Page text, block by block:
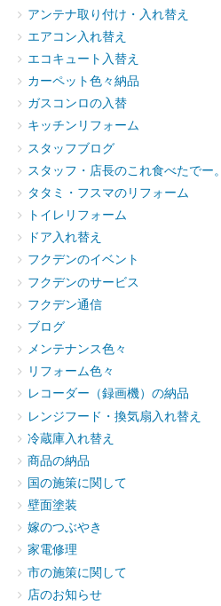
アンテナ取り付け・入れ替え
エアコン入れ替え
エコキュート入替え
カーペット色々納品
ガスコンロの入替
キッチンリフォーム
スタッフブログ
スタッフ・店長のこれ食べたでー。
タタミ・フスマのリフォーム
トイレリフォーム
ドア入れ替え
フクデンのイベント
フクデンのサービス
フクデン通信
ブログ
メンテナンス色々
リフォーム色々
レコーダー（録画機）の納品
レンジフード・換気扇入れ替え
冷蔵庫入れ替え
商品の納品
国の施策に関して
壁面塗装
嫁のつぶやき
家電修理
市の施策に関して
店のお知らせ